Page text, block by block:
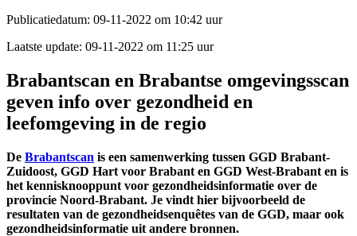
Publicatiedatum: 09-11-2022 om 10:42 uur
Laatste update: 09-11-2022 om 11:25 uur
Brabantscan en Brabantse omgevingsscan
geven info over gezondheid en
leefomgeving in de regio
De Brabantscan is een samenwerking tussen GGD Brabant-
Zuidoost, GGD Hart voor Brabant en GGD West-Brabant en is
het kennisknooppunt voor gezondheidsinformatie over de
provincie Noord-Brabant. Je vindt hier bijvoorbeeld de
resultaten van de gezondheidsenquêtes van de GGD, maar ook
gezondheidsinformatie uit andere bronnen.